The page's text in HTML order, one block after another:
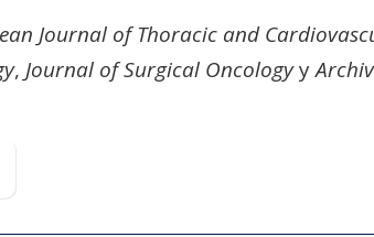
Journal of Thoracic and
, Journal of Surgical Oncologyy